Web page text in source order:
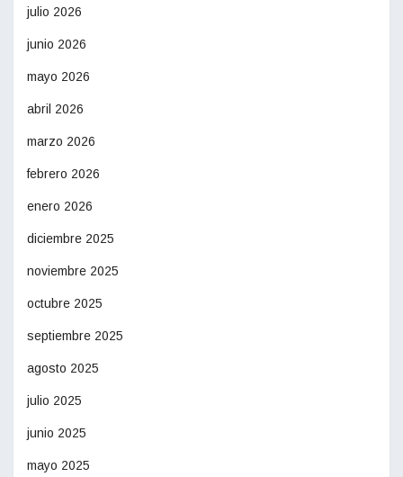
julio 2026
junio 2026
mayo 2026
abril 2026
marzo 2026
febrero 2026
enero 2026
diciembre 2025
noviembre 2025
octubre 2025
septiembre 2025
agosto 2025
julio 2025
junio 2025
mayo 2025